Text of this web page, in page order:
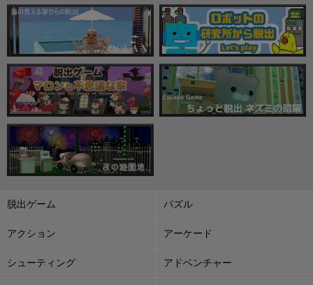
脱出ゲーム パズル
アクション アーケード
シューティング アドベンチャー